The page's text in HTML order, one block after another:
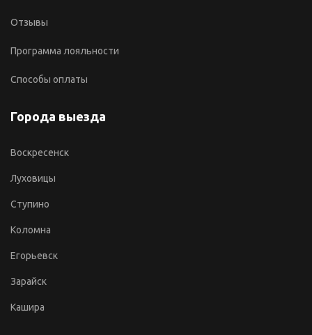
Отзывы
Программа лояльности
Способы оплаты
Города выезда
Воскресенск
Луховицы
Ступино
Коломна
Егорьевск
Зарайск
Кашира